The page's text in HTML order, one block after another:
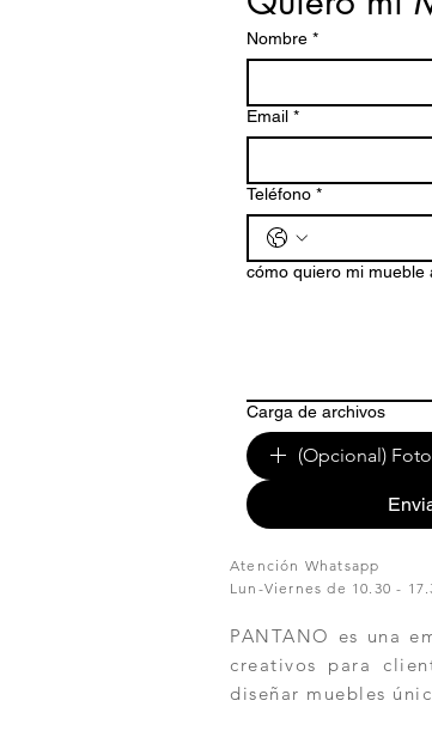
Nombre *
Email *
Teléfono *
cómo quiero mi mueble
Carga de archivos
(Opcional)
Atención Whatsapp
Lun-Viernes de 10.30 -
PANTANO es una
creativos para
diseñar muebles